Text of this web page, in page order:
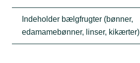
Indeholder bælgfrugter (bønner,
edamamebønner, linser, kikærter)